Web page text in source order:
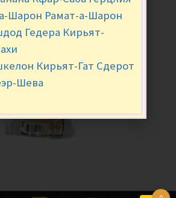
Шарон Рамат-а-Шарон
Гедера Кирьят-
Кирьят-Гат Сдерот
Шева